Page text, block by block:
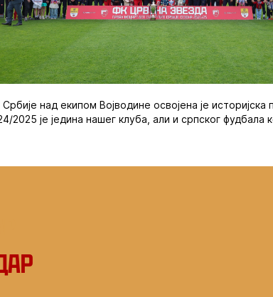
над екипом Војводине освојена је историјска
2025 је једина нашег клуба, али и српског фудбала